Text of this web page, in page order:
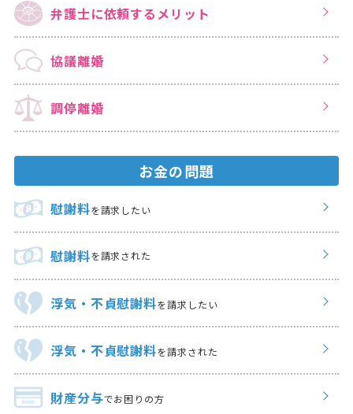
弁護士に依頼する メリット
協議離婚
調停離婚
お金の問題
慰謝料を請求したい
慰謝料を請求された
浮気・不貞慰謝料を請求したい
浮気・不貞慰謝料を請求された
財産分与でお困りの方